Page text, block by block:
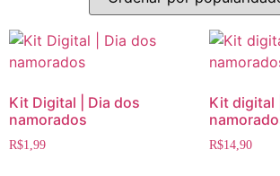
Kit Digital | Dia dos
namorados
R$1,99
Kit digital
R$14,90